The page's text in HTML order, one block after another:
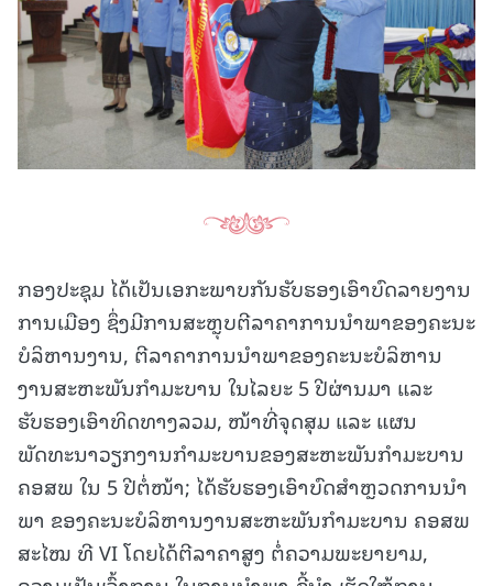
ກອງປະຊຸມ ໄດ້ເປັນເອກະພາບກັນຮັບຮອງເອົາບົດລາຍງານ
ການເມືອງ ຊຶ່ງມີການສະຫຼຸບຕີລາຄາການນໍາພາຂອງຄະນະ
ບໍລິຫານງານ, ຕີລາຄາການນໍາພາຂອງຄະນະບໍລິຫານ
ງານສະຫະພັນກຳມະບານ ໃນໄລຍະ 5 ປີຜ່ານມາ ແລະ
ຮັບຮອງເອົາທິດທາງລວມ, ໜ້າທີ່ຈຸດສຸມ ແລະ ແຜນ
ພັດທະນາວຽກງານກຳມະບານຂອງສະຫະພັນກຳມະບານ
ຄອສພ ໃນ 5 ປີຕໍ່ໜ້າ; ໄດ້ຮັບຮອງເອົາບົດສໍາຫຼວດການນໍາ
ພາ ຂອງຄະນະບໍລິຫານງານສະຫະພັນກຳມະບານ ຄອສພ
ສະໄໝ ທີ VI ໂດຍໄດ້ຕີລາຄາສູງ ຕໍ່ຄວາມພະຍາຍາມ,